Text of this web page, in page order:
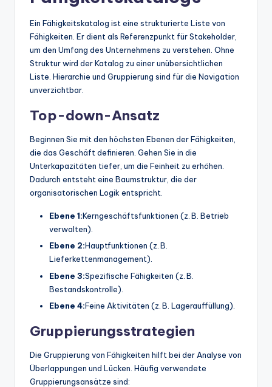
Ein Fähigkeitskatalog ist eine strukturierte Liste von
Fähigkeiten. Er dient als Referenzpunkt für Stakeholder,
um den Umfang des Unternehmens zu verstehen. Ohne
Struktur wird der Katalog zu einer unübersichtlichen
Liste. Hierarchie und Gruppierung sind für die Navigation
unverzichtbar.
Top-down-Ansatz
Beginnen Sie mit den höchsten Ebenen der Fähigkeiten,
die das Geschäft definieren. Gehen Sie in die
Unterkapazitäten tiefer, um die Feinheit zu erhöhen.
Dadurch entsteht eine Baumstruktur, die der
organisatorischen Logik entspricht.
Ebene 1:Kerngeschäftsfunktionen (z. B. Betrieb
verwalten).
Ebene 2:Hauptfunktionen (z. B.
Lieferkettenmanagement).
Ebene 3:Spezifische Fähigkeiten (z. B.
Bestandskontrolle).
Ebene 4:Feine Aktivitäten (z. B. Lagerauffüllung).
Gruppierungsstrategien
Die Gruppierung von Fähigkeiten hilft bei der Analyse von
Überlappungen und Lücken. Häufig verwendete
Gruppierungsansätze sind: